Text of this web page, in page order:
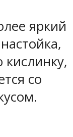
яркий
со